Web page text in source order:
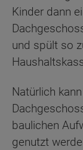
Kinder dann
und spült so
Natürlich
baulichen
genutzt